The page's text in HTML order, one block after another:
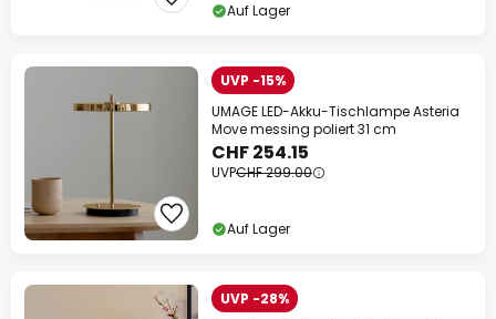
Auf Lager
UVP -15%
UMAGE LED-Akku-Tischlampe Asteria
Move messing poliert 31 cm
CHF 254.15
UVPCHF 299.00
Auf Lager
UVP -28%